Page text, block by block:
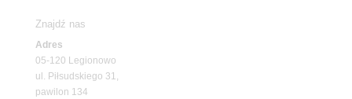
Znajdź nas
Adres
05-120 Legionowo
ul. Piłsudskiego 31,
pawilon 134